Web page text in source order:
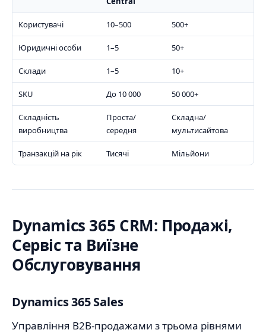
Користувачі 10–500 500+
Юридичні особи 1–5 50+
Склади 1–5 10+
SKU До 10 000 50 000+
Складність
виробництва
Проста/
середня
Складна/
мультисайтова
Транзакцій на рік Тисячі Мільйони
Dynamics 365 CRM: Продажі,
Сервіс та Виїзне
Обслуговування
Dynamics 365 Sales
Управління B2B-продажами з трьома рівнями